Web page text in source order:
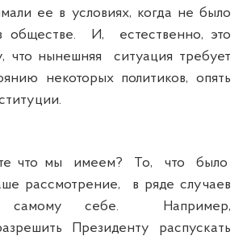
ее в условиях, когда не было
обществе. И, естественно, это
что нынешняя ситуация требует
некоторых политиков, опять
что мы имеем? То, что было
рассмотрение, в ряде случаев
самому себе. Например,
Президенту распускать